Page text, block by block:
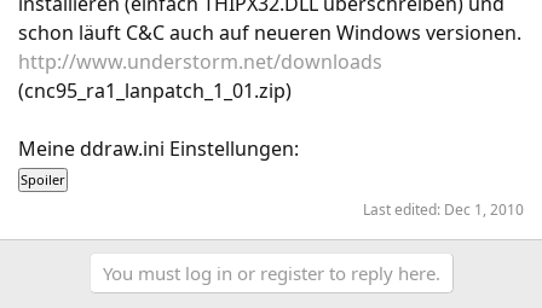
schon läuft C&C auch auf neueren Windows versionen.
http://www.understorm.net/downloads
(cnc95_ra1_lanpatch_1_01.zip)
Meine ddraw.ini Einstellungen:
Last edited: Dec 1, 2010
You must log in or register to reply here.